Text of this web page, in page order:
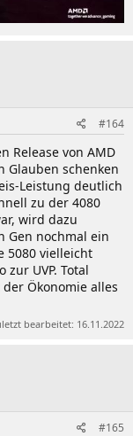
#164
Release von AMD
Glauben schenken
Leistung deutlich
zu der 4080
wird dazu
Gen nochmal ein
5080 vielleicht
zur UVP. Total
Ökonomie alles
bearbeitet: 16.11.2022
#165